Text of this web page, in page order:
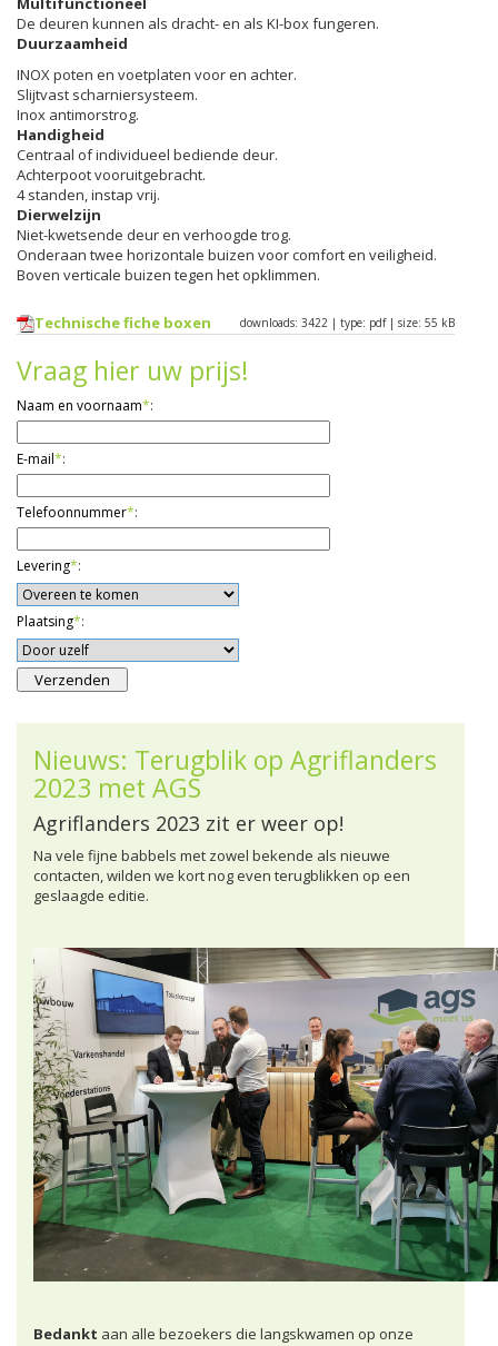
De deuren kunnen als dracht- en als KI-box fungeren.
Duurzaamheid
INOX poten en voetplaten voor en achter.
Slijtvast scharniersysteem.
Inox antimorstrog.
Handigheid
Centraal of individueel bediende deur.
Achterpoot vooruitgebracht.
4 standen, instap vrij.
Dierwelzijn
Niet-kwetsende deur en verhoogde trog.
Onderaan twee horizontale buizen voor comfort en veiligheid.
Boven verticale buizen tegen het opklimmen.
Technische fiche boxen downloads: 3422 | type: pdf | size: 55 kB
Vraag hier uw prijs!
Naam en voornaam*:
E-mail*:
Telefoonnummer*:
Levering*:
Plaatsing*:
Nieuws: Terugblik op Agriflanders
2023 met AGS
Agriflanders 2023 zit er weer op!
Na vele fijne babbels met zowel bekende als nieuwe
contacten, wilden we kort nog even terugblikken op een
geslaagde editie.
Bedankt aan alle bezoekers die langskwamen op onze